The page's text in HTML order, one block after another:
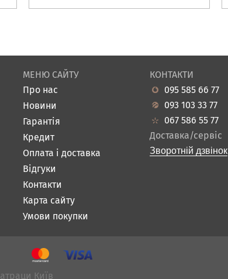
МЕНЮ САЙТУ
Про нас
Новини
Гарантія
Кредит
Оплата і доставка
Відгуки
Контакти
Карта сайту
Умови покупки
КОНТАКТИ
095 585 66 77
093 103 33 77
067 586 55 77
Доставка/сервіс
Зворотній дзвінок
Матраци Київ